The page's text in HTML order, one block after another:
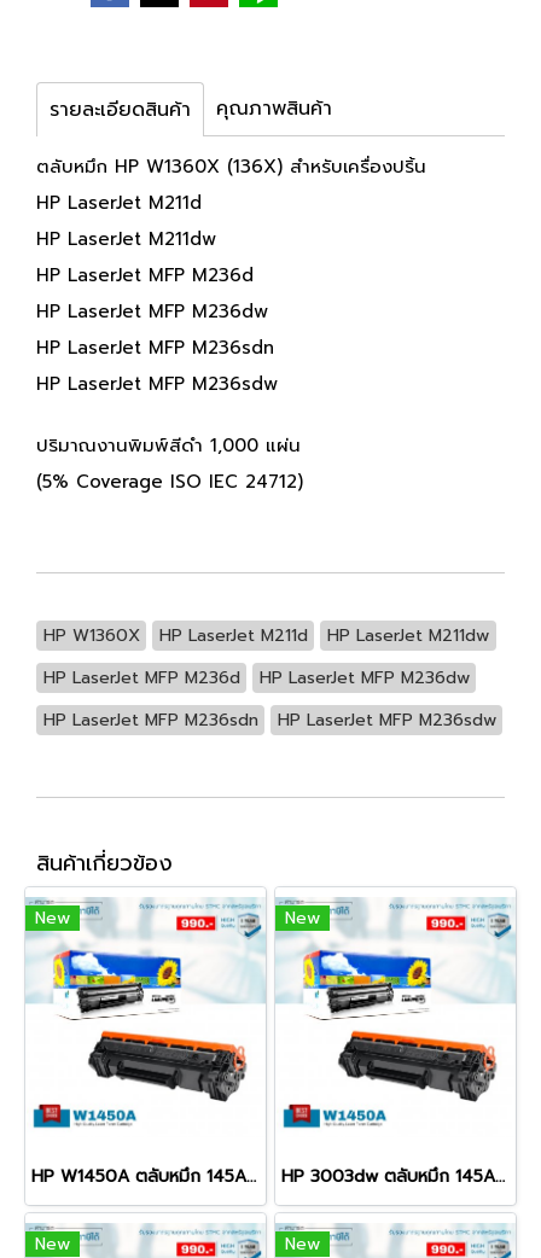
รายละเอียดสินค้า คุณภาพสินค้า
ตลับหมึก HP W1360X (136X) สำหรับเครื่องปริ้น
HP LaserJet M211d
HP LaserJet M211dw
HP LaserJet MFP M236d
HP LaserJet MFP M236dw
HP LaserJet MFP M236sdn
HP LaserJet MFP M236sdw
ปริมาณงานพิมพ์สีดำ 1,000 แผ่น
(5% Coverage ISO IEC 24712)
HP W1360X HP LaserJet M211d
HP LaserJet M211dw
HP LaserJet MFP M236d
HP LaserJet MFP M236dw
HP LaserJet MFP M236sdn
HP LaserJet MFP M236sdw
สินค้าเกี่ยวข้อง
New
HP W1450A ตลับหมึก 145A พิมพ์เข้ม คมชัด รับประกัน 100%
New
HP 3003dw ตลับหมึก 145A พิมพ์เข้ม คมชัด รับประกัน 100%
New New